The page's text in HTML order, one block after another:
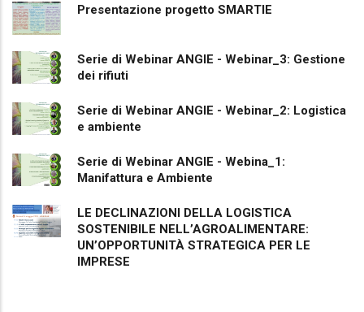
Presentazione progetto SMARTIE
Serie di Webinar ANGIE - Webinar_3: Gestione
dei rifiuti
Serie di Webinar ANGIE - Webinar_2: Logistica
e ambiente
Serie di Webinar ANGIE - Webina_1:
Manifattura e Ambiente
LE DECLINAZIONI DELLA LOGISTICA
SOSTENIBILE NELL’AGROALIMENTARE:
UN’OPPORTUNITÀ STRATEGICA PER LE
IMPRESE